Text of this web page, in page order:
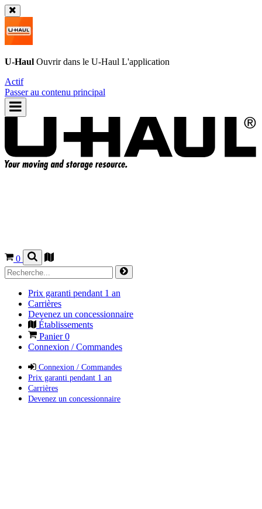
U-Haul Ouvrir dans le U-Haul L'application
Actif
Passer au contenu principal
0
Prix garanti pendant 1 an
Carrières
Devenez un concessionnaire
Établissements
Panier0
Connexion / Commandes
Connexion / Commandes
Prix garanti pendant 1 an
Carrières
Devenez un concessionnaire